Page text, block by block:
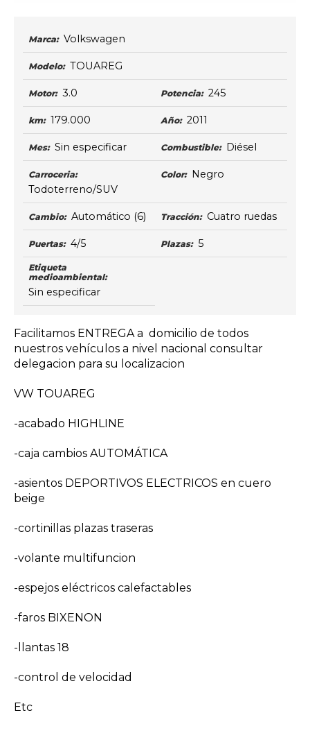
Marca: Volkswagen
Modelo: TOUAREG
Motor: 3.0 Potencia: 245
km: 179.000 Año: 2011
Mes: Sin especificar Combustible: Diésel
Carroceria:
Todoterreno/SUV
Color: Negro
Cambio: Automático (6) Tracción: Cuatro ruedas
Puertas: 4/5 Plazas: 5
Etiqueta
medioambiental:
Sin especificar
Facilitamos ENTREGA a domicilio de todos
nuestros vehículos a nivel nacional consultar
delegacion para su localizacion
VW TOUAREG
-acabado HIGHLINE
-caja cambios AUTOMÁTICA
-asientos DEPORTIVOS ELECTRICOS en cuero
beige
-cortinillas plazas traseras
-volante multifuncion
-espejos eléctricos calefactables
-faros BIXENON
-llantas 18
-control de velocidad
Etc